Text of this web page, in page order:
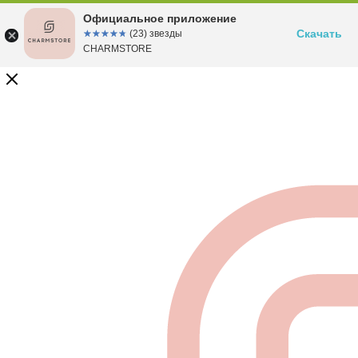
Официальное приложение
☆☆☆☆☆
★★★★★ (23) звезды
CHARMSTORE
Скачать